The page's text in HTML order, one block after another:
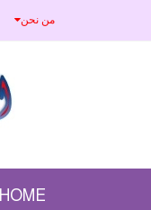
من نحن
HOME